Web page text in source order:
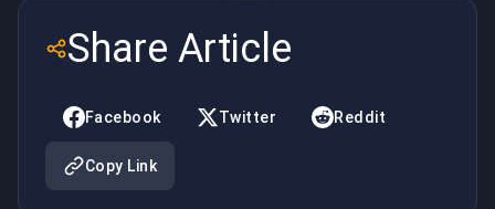
dos
desportos
electrónicos
em
inconstantes
Share Article
Facebook Twitter Reddit
Copy Link